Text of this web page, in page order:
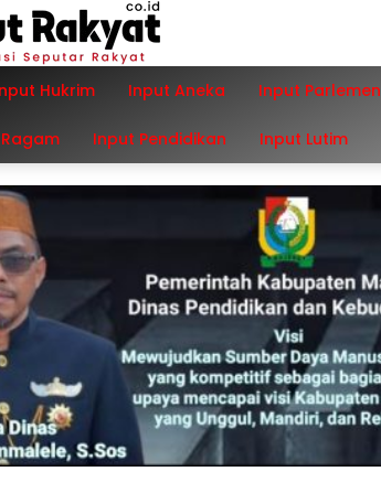
Hukrim Input Aneka Input Parlemen
Ragam Input Pendidikan Input Lutim